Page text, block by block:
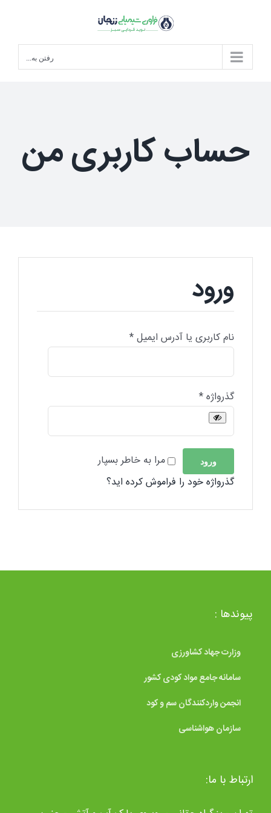
content
رفتن به...
حساب کاربری من
ورود
نام کاربری یا آدرس ایمیل*الزامی
گذرواژه*الزامی
مرا به خاطر بسپار ورود
گذرواژه خود را فراموش کرده اید؟
پیوندها :
وزارت جهاد کشاورزی
سامانه جامع مواد کودی کشور
انجمن واردکنندگان سم و کود
سازمان هواشناسی
ارتباط با ما: